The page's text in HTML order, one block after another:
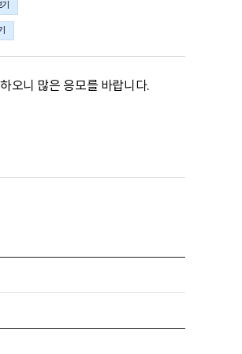
오니 많은 응모를 바랍니다.